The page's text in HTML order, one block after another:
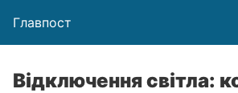
Главпост
Відключення світла: